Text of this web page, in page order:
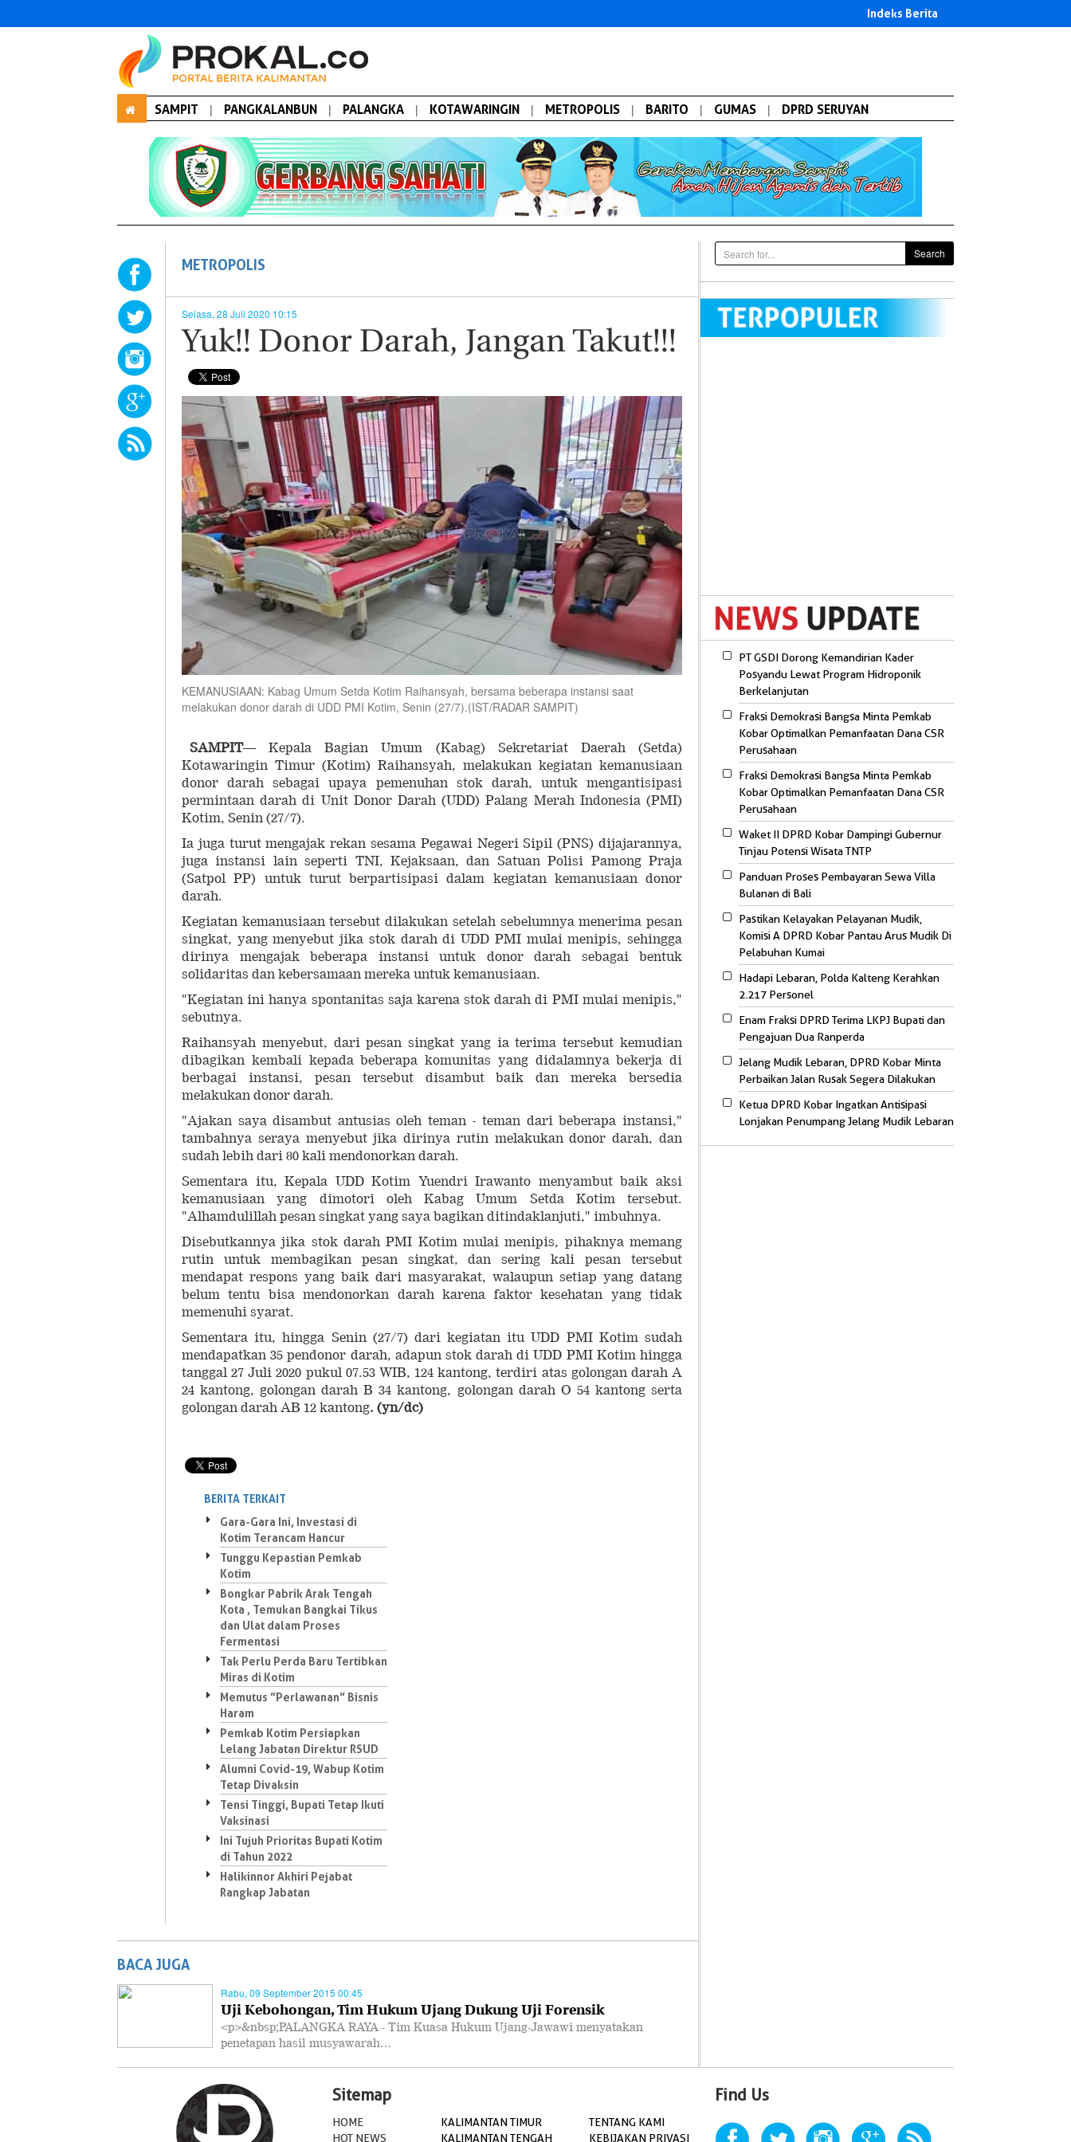
Indeks Berita
SAMPIT | PANGKALANBUN | PALANGKA | KOTAWARINGIN | METROPOLIS | BARITO | GUMAS | DPRD SERUYAN
METROPOLIS
Selasa, 28 Juli 2020 10:15
Yuk!! Donor Darah, Jangan Takut!!!
KEMANUSIAAN: Kabag Umum Setda Kotim Raihansyah, bersama beberapa instansi saat
melakukan donor darah di UDD PMI Kotim, Senin (27/7).(IST/RADAR SAMPIT)
SAMPIT— Kepala Bagian Umum (Kabag) Sekretariat Daerah (Setda)
Kotawaringin Timur (Kotim) Raihansyah, melakukan kegiatan kemanusiaan
donor darah sebagai upaya pemenuhan stok darah, untuk mengantisipasi
permintaan darah di Unit Donor Darah (UDD) Palang Merah Indonesia (PMI)
Kotim, Senin (27/7).
Ia juga turut mengajak rekan sesama Pegawai Negeri Sipil (PNS) dijajarannya,
juga instansi lain seperti TNI, Kejaksaan, dan Satuan Polisi Pamong Praja
(Satpol PP) untuk turut berpartisipasi dalam kegiatan kemanusiaan donor
darah.
Kegiatan kemanusiaan tersebut dilakukan setelah sebelumnya menerima pesan
singkat, yang menyebut jika stok darah di UDD PMI mulai menipis, sehingga
dirinya mengajak beberapa instansi untuk donor darah sebagai bentuk
solidaritas dan kebersamaan mereka untuk kemanusiaan.
"Kegiatan ini hanya spontanitas saja karena stok darah di PMI mulai menipis,"
sebutnya.
Raihansyah menyebut, dari pesan singkat yang ia terima tersebut kemudian
dibagikan kembali kepada beberapa komunitas yang didalamnya bekerja di
berbagai instansi, pesan tersebut disambut baik dan mereka bersedia
melakukan donor darah.
"Ajakan saya disambut antusias oleh teman - teman dari beberapa instansi,"
tambahnya seraya menyebut jika dirinya rutin melakukan donor darah, dan
sudah lebih dari 80 kali mendonorkan darah.
Sementara itu, Kepala UDD Kotim Yuendri Irawanto menyambut baik aksi
kemanusiaan yang dimotori oleh Kabag Umum Setda Kotim tersebut.
"Alhamdulillah pesan singkat yang saya bagikan ditindaklanjuti," imbuhnya.
Disebutkannya jika stok darah PMI Kotim mulai menipis, pihaknya memang
rutin untuk membagikan pesan singkat, dan sering kali pesan tersebut
mendapat respons yang baik dari masyarakat, walaupun setiap yang datang
belum tentu bisa mendonorkan darah karena faktor kesehatan yang tidak
memenuhi syarat.
Sementara itu, hingga Senin (27/7) dari kegiatan itu UDD PMI Kotim sudah
mendapatkan 35 pendonor darah, adapun stok darah di UDD PMI Kotim hingga
tanggal 27 Juli 2020 pukul 07.53 WIB, 124 kantong, terdiri atas golongan darah A
24 kantong, golongan darah B 34 kantong, golongan darah O 54 kantong serta
golongan darah AB 12 kantong. (yn/dc)
BERITA TERKAIT
Gara-Gara Ini, Investasi di
Kotim Terancam Hancur
Tunggu Kepastian Pemkab
Kotim
Bongkar Pabrik Arak Tengah
Kota , Temukan Bangkai Tikus
dan Ulat dalam Proses
Fermentasi
Tak Perlu Perda Baru Tertibkan
Miras di Kotim
Memutus ”Perlawanan” Bisnis
Haram
Pemkab Kotim Persiapkan
Lelang Jabatan Direktur RSUD
Alumni Covid-19, Wabup Kotim
Tetap Divaksin
Tensi Tinggi, Bupati Tetap Ikuti
Vaksinasi
Ini Tujuh Prioritas Bupati Kotim
di Tahun 2022
Halikinnor Akhiri Pejabat
Rangkap Jabatan
BACA JUGA
Rabu, 09 September 2015 00:45
Uji Kebohongan, Tim Hukum Ujang Dukung Uji Forensik
<p>&nbsp;PALANGKA RAYA - Tim Kuasa Hukum Ujang-Jawawi menyatakan
penetapan hasil musyawarah…
Search
PT GSDI Dorong Kemandirian Kader
Posyandu Lewat Program Hidroponik
Berkelanjutan
Fraksi Demokrasi Bangsa Minta Pemkab
Kobar Optimalkan Pemanfaatan Dana CSR
Perusahaan
Fraksi Demokrasi Bangsa Minta Pemkab
Kobar Optimalkan Pemanfaatan Dana CSR
Perusahaan
Waket II DPRD Kobar Dampingi Gubernur
Tinjau Potensi Wisata TNTP
Panduan Proses Pembayaran Sewa Villa
Bulanan di Bali
Pastikan Kelayakan Pelayanan Mudik,
Komisi A DPRD Kobar Pantau Arus Mudik Di
Pelabuhan Kumai
Hadapi Lebaran, Polda Kalteng Kerahkan
2.217 Personel
Enam Fraksi DPRD Terima LKPJ Bupati dan
Pengajuan Dua Ranperda
Jelang Mudik Lebaran, DPRD Kobar Minta
Perbaikan Jalan Rusak Segera Dilakukan
Ketua DPRD Kobar Ingatkan Antisipasi
Lonjakan Penumpang Jelang Mudik Lebaran
Sitemap
HOME
HOT NEWS
KALIMANTAN TIMUR
KALIMANTAN TENGAH
TENTANG KAMI
KEBIJAKAN PRIVASI
Find Us